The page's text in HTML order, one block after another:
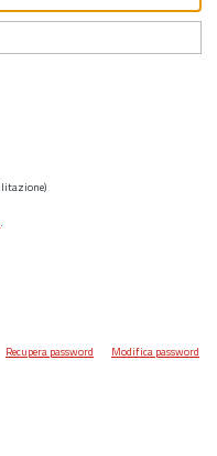
.
Recupera password Modifica password